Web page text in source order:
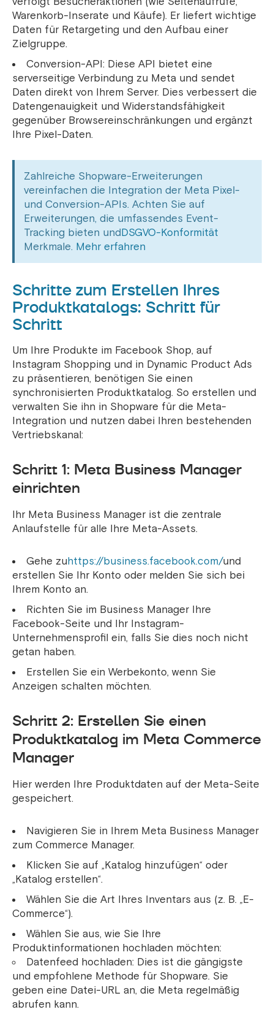
Warenkorb-Inserate und Käufe). Er liefert wichtige
Daten für Retargeting und den Aufbau einer
Zielgruppe.
Conversion-API: Diese API bietet eine
serverseitige Verbindung zu Meta und sendet
Daten direkt von Ihrem Server. Dies verbessert die
Datengenauigkeit und Widerstandsfähigkeit
gegenüber Browsereinschränkungen und ergänzt
Ihre Pixel-Daten.
Zahlreiche Shopware-Erweiterungen
vereinfachen die Integration der Meta Pixel-
und Conversion-APIs. Achten Sie auf
Erweiterungen, die umfassendes Event-
Tracking bieten undDSGVO-Konformität
Merkmale. Mehr erfahren
Schritte zum Erstellen Ihres
Produktkatalogs: Schritt für
Schritt
Um Ihre Produkte im Facebook Shop, auf
Instagram Shopping und in Dynamic Product Ads
zu präsentieren, benötigen Sie einen
synchronisierten Produktkatalog. So erstellen und
verwalten Sie ihn in Shopware für die Meta-
Integration und nutzen dabei Ihren bestehenden
Vertriebskanal:
Schritt 1: Meta Business Manager
einrichten
Ihr Meta Business Manager ist die zentrale
Anlaufstelle für alle Ihre Meta-Assets.
Gehe zuhttps://business.facebook.com/und
erstellen Sie Ihr Konto oder melden Sie sich bei
Ihrem Konto an.
Richten Sie im Business Manager Ihre
Facebook-Seite und Ihr Instagram-
Unternehmensprofil ein, falls Sie dies noch nicht
getan haben.
Erstellen Sie ein Werbekonto, wenn Sie
Anzeigen schalten möchten.
Schritt 2: Erstellen Sie einen
Produktkatalog im Meta Commerce
Manager
Hier werden Ihre Produktdaten auf der Meta-Seite
gespeichert.
Navigieren Sie in Ihrem Meta Business Manager
zum Commerce Manager.
Klicken Sie auf „Katalog hinzufügen“ oder
„Katalog erstellen“.
Wählen Sie die Art Ihres Inventars aus (z. B. „E-
Commerce“).
Wählen Sie aus, wie Sie Ihre
Produktinformationen hochladen möchten:
Datenfeed hochladen: Dies ist die gängigste
und empfohlene Methode für Shopware. Sie
geben eine Datei-URL an, die Meta regelmäßig
abrufen kann.